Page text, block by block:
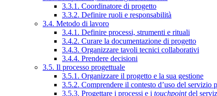
3.3.1. Coordinatore di progetto
3.3.2. Definire ruoli e responsabilità
3.4. Metodo di lavoro
3.4.1. Definire processi, strumenti e rituali
3.4.2. Curare la documentazione di progetto
3.4.3. Organizzare tavoli tecnici collaborativi
3.4.4. Prendere decisioni
3.5. Il processo progettuale
3.5.1. Organizzare il progetto e la sua gestione
3.5.2. Comprendere il contesto d’uso del servizio
3.5.3. Progettare i processi e i touchpointdel